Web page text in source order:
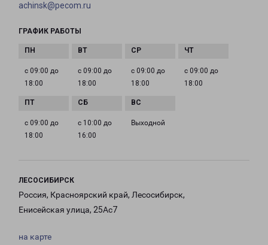
achinsk@pecom.ru
ГРАФИК РАБОТЫ
с 09:00 до
18:00
с 09:00 до
18:00
с 09:00 до
18:00
с 09:00 до
18:00
с 09:00 до
18:00
с 10:00 до
16:00
Выходной
ЛЕСОСИБИРСК
Россия, Красноярский край, Лесосибирск,
Енисейская улица, 25Ас7
на карте